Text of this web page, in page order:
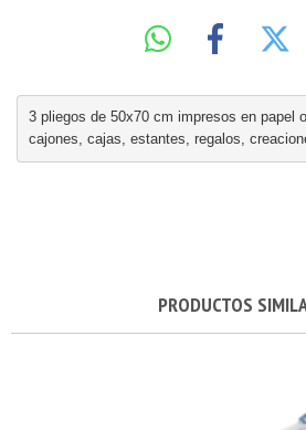
3 pliegos de 50x70 cm impresos en papel
cajones, cajas, estantes, regalos,
PRODUCTOS